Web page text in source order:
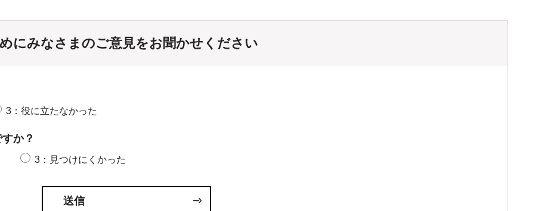
にみなさまのご意見をお聞かせください
3：役に立たなかった
か？
3：見つけにくかった